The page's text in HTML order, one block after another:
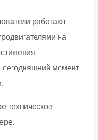
работают
на
сегодняшний момент
техническое